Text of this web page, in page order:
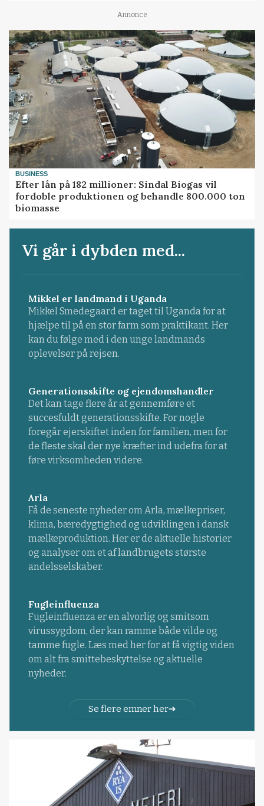
Annonce
BUSINESS
Efter lån på 182 millioner: Sindal Biogas vil
fordoble produktionen og behandle 800.000 ton
biomasse
Vi går i dybden med...
Mikkel er landmand i Uganda
Mikkel Smedegaard er taget til Uganda for at
hjælpe til på en stor farm som praktikant. Her
kan du følge med i den unge landmands
oplevelser på rejsen.
Generationsskifte og ejendomshandler
Det kan tage flere år at gennemføre et
succesfuldt generationsskifte. For nogle
foregår ejerskiftet inden for familien, men for
de fleste skal der nye kræfter ind udefra for at
føre virksomheden videre.
Arla
Få de seneste nyheder om Arla, mælkepriser,
klima, bæredygtighed og udviklingen i dansk
mælkeproduktion. Her er de aktuelle historier
og analyser om et af landbrugets største
andelsselskaber.
Fugleinfluenza
Fugleinfluenza er en alvorlig og smitsom
virussygdom, der kan ramme både vilde og
tamme fugle. Læs med her for at få vigtig viden
om alt fra smittebeskyttelse og aktuelle
nyheder.
Se flere emner her